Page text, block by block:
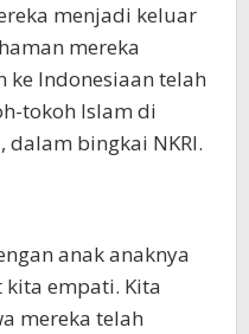
menjadi keluar
mereka
Indonesiaan telah
tokoh Islam di
dalam bingkai NKRI.
anak anaknya
empati. Kita
mereka telah